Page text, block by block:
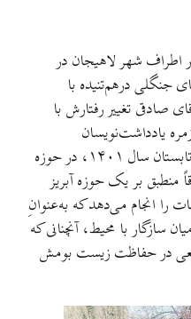
اطراف شهر لاهیجان در
جنگلی درهم‌تنیده با
صادقی تغییر رفتارش با
یادداشت‌نویسان
بوده‌است. آقای صادقی از ابتدای تابستان سال ۱۴۰۱، در حوزه
منطبق بر یک حوزه آبریز
انجام می‌دهد که به‌عنوانِ
سازگار با محیط، آنچنانی که
در حفاظت زیست بومش